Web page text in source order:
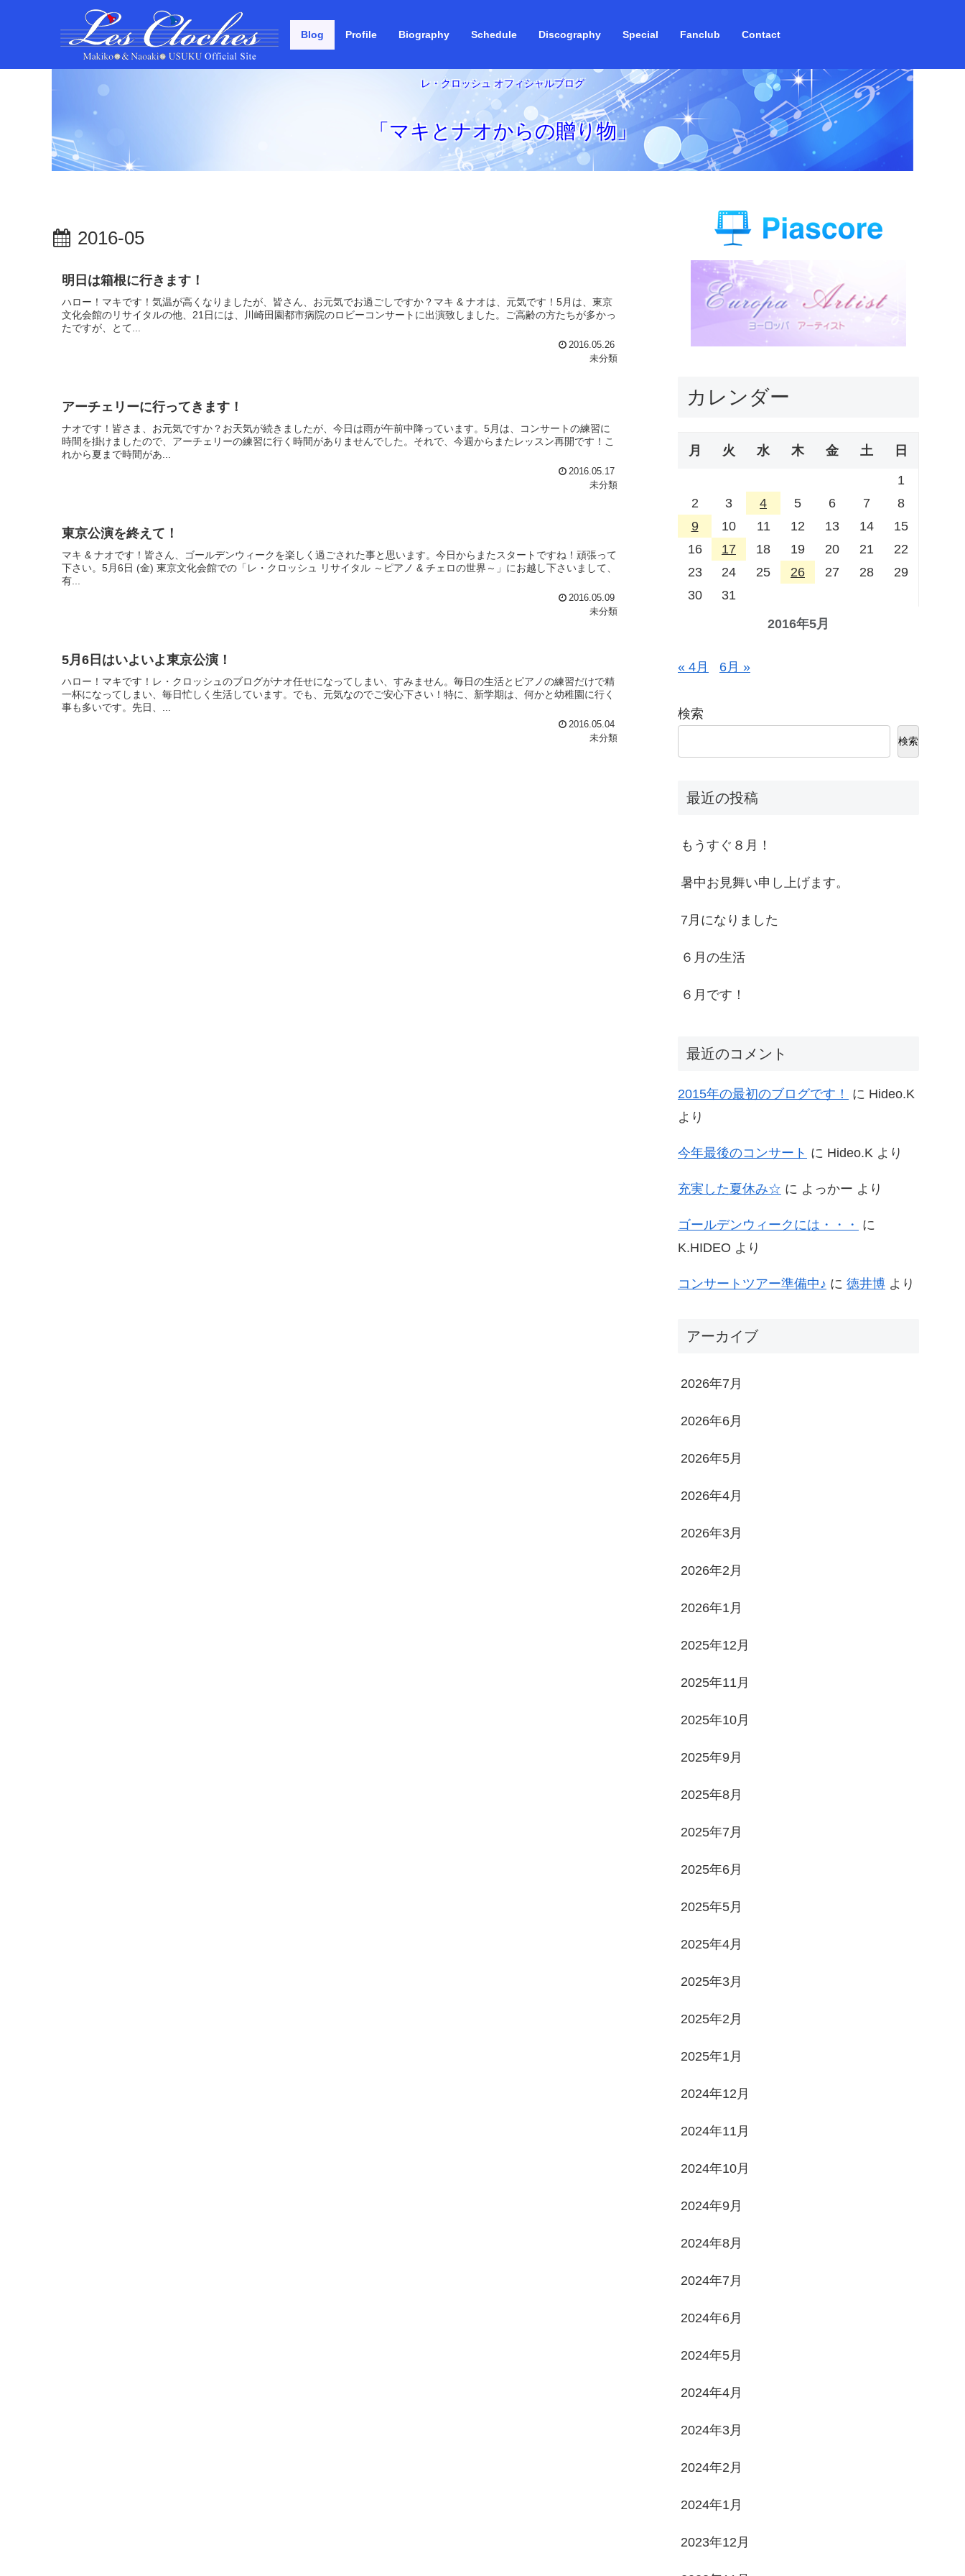
Blog Profile Biography Schedule Discography Special Fanclub Contact
レ・クロッシュ オフィシャルブログ
「マキとナオからの贈り物」
2016-05
明日は箱根に行きます！
ハロー！マキです！気温が高くなりましたが、皆さん、お元気でお過ごしですか？マキ & ナオは、元気です！5月は、東京
文化会館のリサイタルの他、21日には、川崎田園都市病院のロビーコンサートに出演致しました。ご高齢の方たちが多かっ
たですが、とて...
2016.05.26
未分類
アーチェリーに行ってきます！
ナオです！皆さま、お元気ですか？お天気が続きましたが、今日は雨が午前中降っています。5月は、コンサートの練習に
時間を掛けましたので、アーチェリーの練習に行く時間がありませんでした。それで、今週からまたレッスン再開です！こ
れから夏まで時間があ...
2016.05.17
未分類
東京公演を終えて！
マキ & ナオです！皆さん、ゴールデンウィークを楽しく過ごされた事と思います。今日からまたスタートですね！頑張って
下さい。5月6日 (金) 東京文化会館での「レ・クロッシュ リサイタル ～ピアノ & チェロの世界～」にお越し下さいまして、
有...
2016.05.09
未分類
5月6日はいよいよ東京公演！
ハロー！マキです！レ・クロッシュのブログがナオ任せになってしまい、すみません。毎日の生活とピアノの練習だけで精
一杯になってしまい、毎日忙しく生活しています。でも、元気なのでご安心下さい！特に、新学期は、何かと幼稚園に行く
事も多いです。先日、...
2016.05.04
未分類
カレンダー
2016年5月
月 火 水 木 金 土 日
1
2
3 4 5 6 7
8
9
10 11 12 13 14
15
16
17 18 19 20 21
22
23
24 25 26 27 28
29
30
31
« 4月 6月 »
検索
検索
最近の投稿
もうすぐ８月！
暑中お見舞い申し上げます。
7月になりました
６月の生活
６月です！
最近のコメント
2015年の最初のブログです！ に Hideo.K
より
今年最後のコンサート に Hideo.K より
充実した夏休み☆ に よっかー より
ゴールデンウィークには・・・
に
K.HIDEO より
コンサートツアー準備中♪ に 徳井博 より
アーカイブ
2026年7月
2026年6月
2026年5月
2026年4月
2026年3月
2026年2月
2026年1月
2025年12月
2025年11月
2025年10月
2025年9月
2025年8月
2025年7月
2025年6月
2025年5月
2025年4月
2025年3月
2025年2月
2025年1月
2024年12月
2024年11月
2024年10月
2024年9月
2024年8月
2024年7月
2024年6月
2024年5月
2024年4月
2024年3月
2024年2月
2024年1月
2023年12月